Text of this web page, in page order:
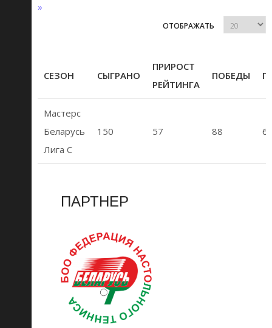
»
ОТОБРАЖАТЬ
СЕЗОН СЫГРАНО
ПРИРОСТ
РЕЙТИНГА
ПОБЕДЫ
Мастерс
Беларусь
Лига C
150 57 88
ПАРТНЕР